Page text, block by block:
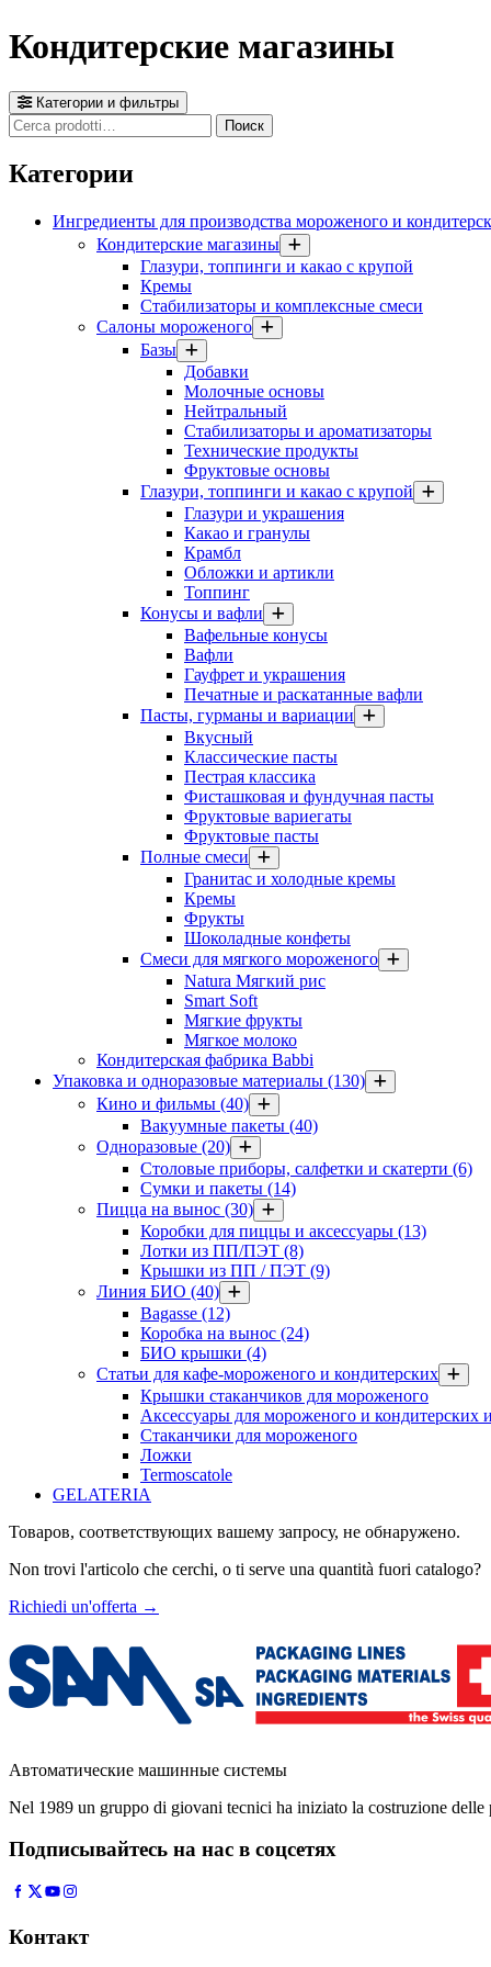
Кондитерские магазины
Категории и фильтры
Cerca
prodotti
Поиск
Категории
Ингредиенты для производства мороженого и
Кондитерские магазины
Глазури, топпинги и какао с крупой
Кремы
Стабилизаторы и комплексные смеси
Салоны мороженого
Базы
Добавки
Молочные основы
Нейтральный
Стабилизаторы и ароматизаторы
Технические продукты
Фруктовые основы
Глазури, топпинги и какао с крупой
Глазури и украшения
Какао и гранулы
Крамбл
Обложки и артикли
Топпинг
Конусы и вафли
Вафельные конусы
Вафли
Гауфрет и украшения
Печатные и раскатанные вафли
Пасты, гурманы и вариации
Вкусный
Классические пасты
Пестрая классика
Фисташковая и фундучная пасты
Фруктовые вариегаты
Фруктовые пасты
Полные смеси
Гранитас и холодные кремы
Кремы
Фрукты
Шоколадные конфеты
Смеси для мягкого мороженого
Natura Мягкий рис
Smart Soft
Мягкие фрукты
Мягкое молоко
Кондитерская фабрика Babbi
Упаковка и одноразовые материалы (130)
Кино и фильмы (40)
Вакуумные пакеты (40)
Одноразовые (20)
Столовые приборы, салфетки и скатерти (6)
Сумки и пакеты (14)
Пицца на вынос (30)
Коробки для пиццы и аксессуары (13)
Лотки из ПП/ПЭТ (8)
Крышки из ПП / ПЭТ (9)
Линия БИО (40)
Bagasse (12)
Коробка на вынос (24)
БИО крышки (4)
Статьи для кафе-мороженого и кондитерских
Крышки стаканчиков для мороженого
Аксессуары для мороженого и кондитерских
Стаканчики для мороженого
Ложки
Termoscatole
GELATERIA
Товаров, соответствующих вашему запросу, не обнаружено.
Non trovi l'articolo che cerchi, o ti serve una quantità fuori catalogo?
Richiedi un'offerta →
Автоматические машинные системы
Nel 1989 un gruppo di giovani tecnici ha iniziato la costruzione
Подписывайтесь на нас в соцсетях
Контакт